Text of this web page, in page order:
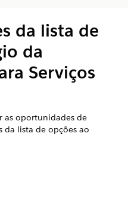
da lista de
da
Serviços
as oportunidades de
da lista de opções ao